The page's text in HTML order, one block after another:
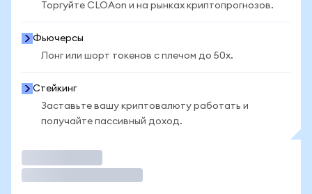
Торгуйте CLOAon и на рынках криптопрогнозов.
Фьючерсы
Лонг или шорт токенов с плечом до 50x.
Стейкинг
Заставьте вашу криптовалюту работать и
получайте пассивный доход.